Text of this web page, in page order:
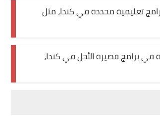
تعليمية محددة في كندا، مثل
في برامج قصيرة الأجل في كندا،